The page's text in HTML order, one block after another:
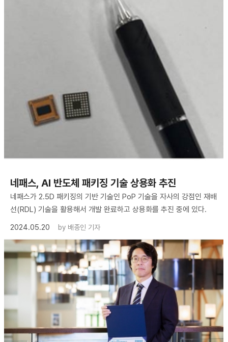
네패스, AI 반도체 패키징 기술 상용화 추진
네패스가 2.5D 패키징의 기반 기술인 PoP 기술을 자사의 강점인 재배
선(RDL) 기술을 활용해서 개발 완료하고 상용화를 추진 중에 있다.
2024.05.20
by 배종인 기자